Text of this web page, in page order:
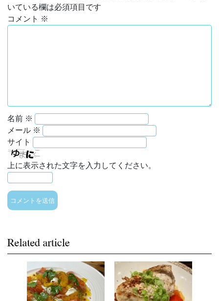
いている欄は必須項目です
コメント ※
名前 ※
メール ※
サイト
上に表示された文字を入力してください。